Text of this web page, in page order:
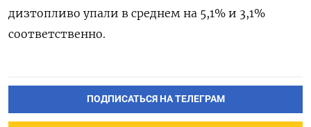
дизтопливо упали в среднем на 5,1% и 3,1%
соответственно.
ПОДПИСАТЬСЯ НА ТЕЛЕГРАМ